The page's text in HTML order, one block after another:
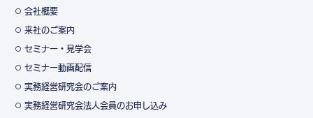
会社概要
来社のご案内
セミナー・見学会
セミナー動画配信
実務経営研究会のご案内
実務経営研究会法人会員のお申し込み